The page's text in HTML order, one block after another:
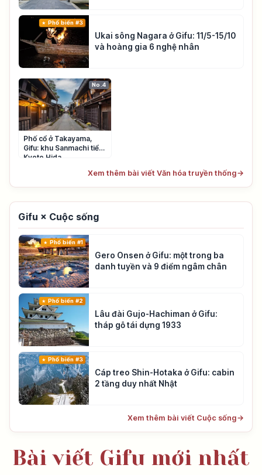
Phổ biến #3
Ukai sông Nagara ở Gifu: 11/5-15/10
và hoàng gia 6 nghệ nhân
No.4
Phố cổ ở Takayama,
Gifu: khu Sanmachi tiểu
Kyoto Hida
Xem thêm bài viết Văn hóa truyền thống→
Gifu × Cuộc sống
Phổ biến #1
Gero Onsen ở Gifu: một trong ba
danh tuyền và 9 điểm ngâm chân
Phổ biến #2
Lâu đài Gujo-Hachiman ở Gifu:
tháp gỗ tái dựng 1933
Phổ biến #3
Cáp treo Shin-Hotaka ở Gifu: cabin
2 tầng duy nhất Nhật
Xem thêm bài viết Cuộc sống→
Bài viết Gifu mới nhất